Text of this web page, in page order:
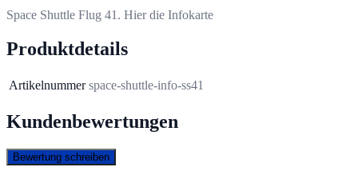
Space Shuttle Flug 41. Hier die Infokarte
Produktdetails
Artikelnummer space-shuttle-info-ss41
Kundenbewertungen
Bewertung schreiben